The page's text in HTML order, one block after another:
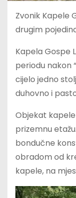
Zvonik Kapele
drugim
Kapela Gospe
periodu nakon
cijelo jedno
duhovno i
Objekat
prizemnu
bondučne
obradom od
kapele, na